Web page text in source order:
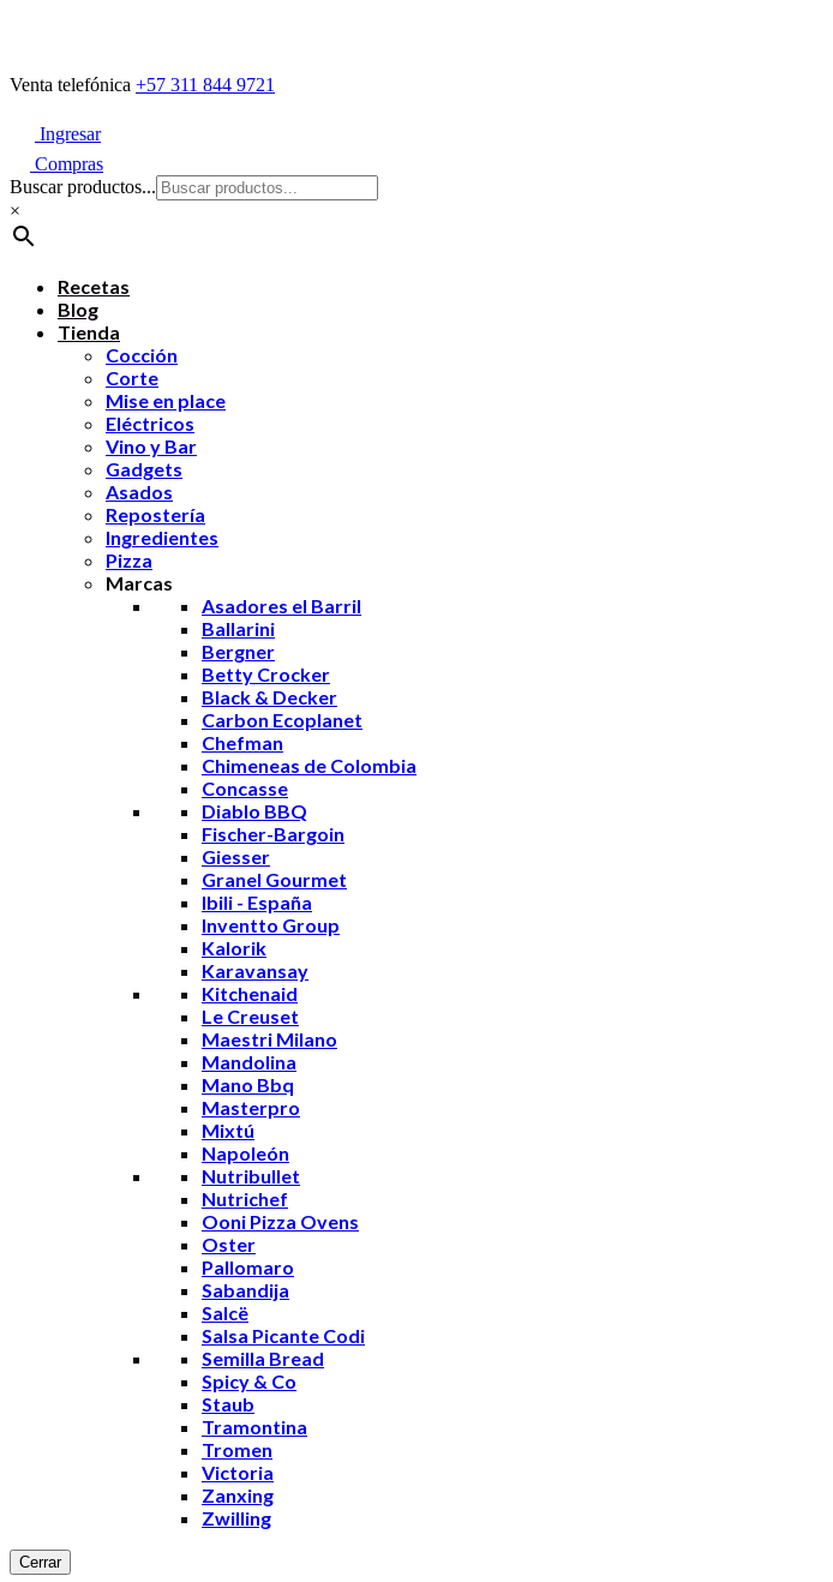
Venta telefónica +57 311 844 9721
Ingresar
Compras
Buscar productos...
×
Recetas
Blog
Tienda
Cocción
Corte
Mise en place
Eléctricos
Vino y Bar
Gadgets
Asados
Repostería
Ingredientes
Pizza
Marcas
Asadores el Barril
Ballarini
Bergner
Betty Crocker
Black & Decker
Carbon Ecoplanet
Chefman
Chimeneas de Colombia
Concasse
Diablo BBQ
Fischer-Bargoin
Giesser
Granel Gourmet
Ibili - España
Inventto Group
Kalorik
Karavansay
Kitchenaid
Le Creuset
Maestri Milano
Mandolina
Mano Bbq
Masterpro
Mixtú
Napoleón
Nutribullet
Nutrichef
Ooni Pizza Ovens
Oster
Pallomaro
Sabandija
Salcë
Salsa Picante Codi
Semilla Bread
Spicy & Co
Staub
Tramontina
Tromen
Victoria
Zanxing
Zwilling
Cerrar